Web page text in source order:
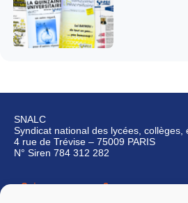
SNALC
Syndicat national des lycées, collèges,
4 rue de Trévise – 75009 PARIS
N° Siren 784 312 282
Qui sommes-nous ?